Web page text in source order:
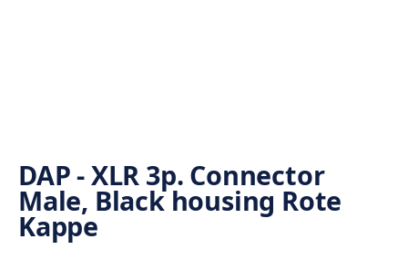
DAP - XLR 3p. Connector
Male, Black housing Rote
Kappe